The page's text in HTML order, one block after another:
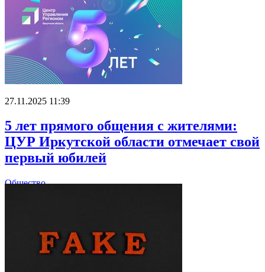
27.11.2025 11:39
5 лет прямого общения с жителями:
ЦУР Иркутской области отмечает свой
первый юбилей
Общество